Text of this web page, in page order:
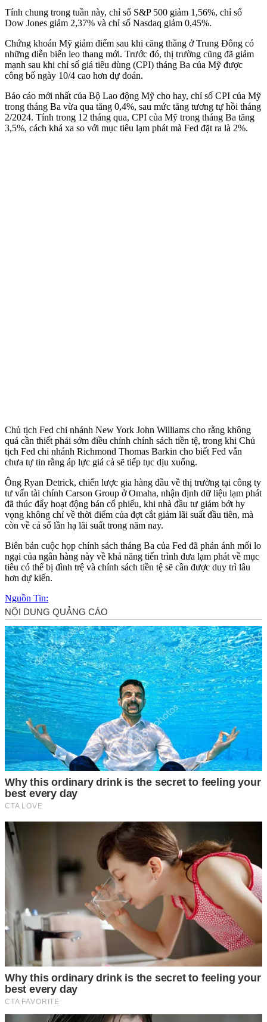
Tính chung trong tuần này, chỉ số S&P 500 giảm 1,56%, chỉ số
Dow Jones giảm 2,37% và chỉ số Nasdaq giảm 0,45%.
Chứng khoán Mỹ giảm điểm sau khi căng thẳng ở Trung Đông có
những diễn biến leo thang mới. Trước đó, thị trường cũng đã giảm
mạnh sau khi chỉ số giá tiêu dùng (CPI) tháng Ba của Mỹ được
công bố ngày 10/4 cao hơn dự đoán.
Báo cáo mới nhất của Bộ Lao động Mỹ cho hay, chỉ số CPI của Mỹ
trong tháng Ba vừa qua tăng 0,4%, sau mức tăng tương tự hồi tháng
2/2024. Tính trong 12 tháng qua, CPI của Mỹ trong tháng Ba tăng
3,5%, cách khá xa so với mục tiêu lạm phát mà Fed đặt ra là 2%.
Chủ tịch Fed chi nhánh New York John Williams cho rằng không
quá cần thiết phải sớm điều chỉnh chính sách tiền tệ, trong khi Chủ
tịch Fed chi nhánh Richmond Thomas Barkin cho biết Fed vẫn
chưa tự tin rằng áp lực giá cả sẽ tiếp tục dịu xuống.
Ông Ryan Detrick, chiến lược gia hàng đầu về thị trường tại công ty
tư vấn tài chính Carson Group ở Omaha, nhận định dữ liệu lạm phát
đã thúc đẩy hoạt động bán cổ phiếu, khi nhà đầu tư giảm bớt hy
vọng không chỉ về thời điểm của đợt cắt giảm lãi suất đầu tiên, mà
còn về cả số lần hạ lãi suất trong năm nay.
Biên bản cuộc họp chính sách tháng Ba của Fed đã phản ánh mối lo
ngại của ngân hàng này về khả năng tiến trình đưa lạm phát về mục
tiêu có thể bị đình trệ và chính sách tiền tệ sẽ cần được duy trì lâu
hơn dự kiến.
Nguồn Tin: